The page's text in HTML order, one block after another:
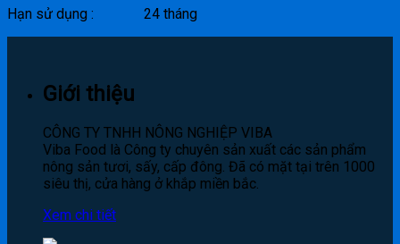
Hạn sử dụng : 24 tháng
Giới thiệu
CÔNG TY TNHH NÔNG NGHIỆP VIBA
Viba Food là Công ty chuyên sản xuất các sản phẩm
nông sản tươi, sấy, cấp đông. Đã có mặt tại trên 1000
siêu thị, cửa hàng ở khắp miền bắc.
Xem chi tiết